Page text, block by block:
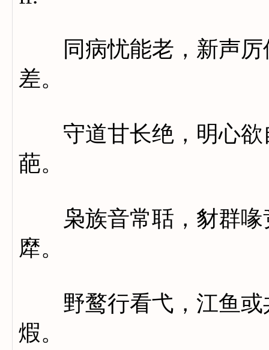
同病忧能老，新声厉
差。
守道甘长绝，明心欲
葩。
枭族音常聒，豺群喙
犘。
野鹜行看弋，江鱼或
煆。